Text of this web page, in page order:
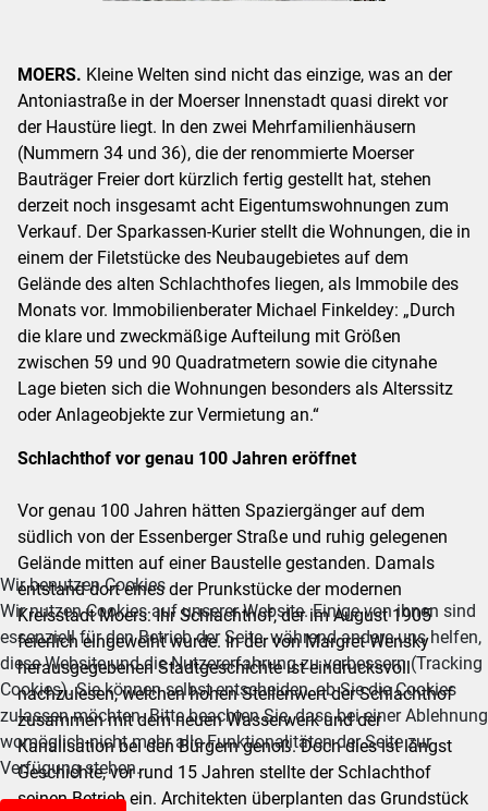
MOERS. Kleine Welten sind nicht das einzige, was an der
Antoniastraße in der Moerser Innenstadt quasi direkt vor
der Haustüre liegt. In den zwei Mehrfamilienhäusern
(Nummern 34 und 36), die der renommierte Moerser
Bauträger Freier dort kürzlich fertig gestellt hat, stehen
derzeit noch insgesamt acht Eigentumswohnungen zum
Verkauf. Der Sparkassen-Kurier stellt die Wohnungen, die in
einem der Filetstücke des Neubaugebietes auf dem
Gelände des alten Schlachthofes liegen, als Immobile des
Monats vor. Immobilienberater Michael Finkeldey: „Durch
die klare und zweckmäßige Aufteilung mit Größen
zwischen 59 und 90 Quadratmetern sowie die citynahe
Lage bieten sich die Wohnungen besonders als Alterssitz
oder Anlageobjekte zur Vermietung an.“
Schlachthof vor genau 100 Jahren eröffnet
Vor genau 100 Jahren hätten Spaziergänger auf dem
südlich von der Essenberger Straße und ruhig gelegenen
Gelände mitten auf einer Baustelle gestanden. Damals
entstand dort eines der Prunkstücke der modernen
Kreisstadt Moers: Ihr Schlachthof, der im August 1905
feierlich eingeweiht wurde. In der von Margret Wensky
herausgegebenen Stadtgeschichte ist eindrucksvoll
nachzulesen, welchen hohen Stellenwert der Schlachthof
zusammen mit dem neuen Wasserwerk und der
Kanalisation bei den Bürgern genoß. Doch dies ist längst
Geschichte, vor rund 15 Jahren stellte der Schlachthof
seinen Betrieb ein. Architekten überplanten das Grundstück
Wir benutzen Cookies
Wir nutzen Cookies auf unserer Website. Einige von ihnen sind
essenziell für den Betrieb der Seite, während andere uns helfen,
diese Website und die Nutzererfahrung zu verbessern (Tracking
Cookies). Sie können selbst entscheiden, ob Sie die Cookies
zulassen möchten. Bitte beachten Sie, dass bei einer Ablehnung
womöglich nicht mehr alle Funktionalitäten der Seite zur
Verfügung stehen.